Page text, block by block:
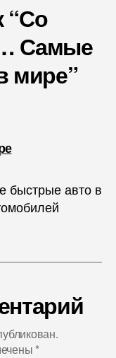
“Со
Самые
мире”
пишет:
авто в
*